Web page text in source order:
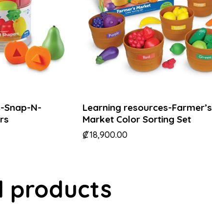
Snap-N-
Learning resources-Farmer’s
Market Color Sorting Set
₡18,900.00
products